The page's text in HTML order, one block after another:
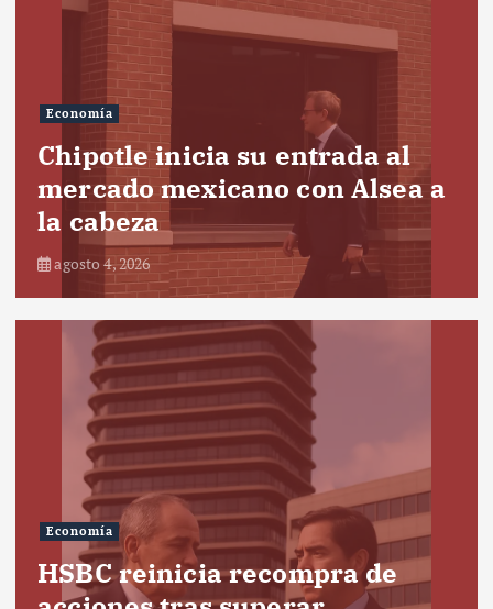
Economía
Chipotle inicia su entrada al
mercado mexicano con Alsea a
la cabeza
agosto 4, 2026
Economía
HSBC reinicia recompra de